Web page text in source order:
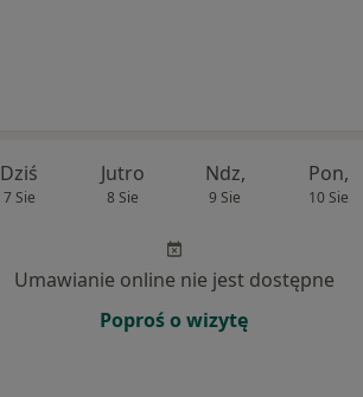
Dziś
7 Sie
Jutro
8 Sie
Ndz,
9 Sie
Pon,
10 Sie
Umawianie online nie jest dostępne
Poproś o wizytę